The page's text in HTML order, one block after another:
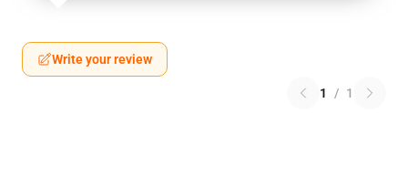
Write your review
1 / 1